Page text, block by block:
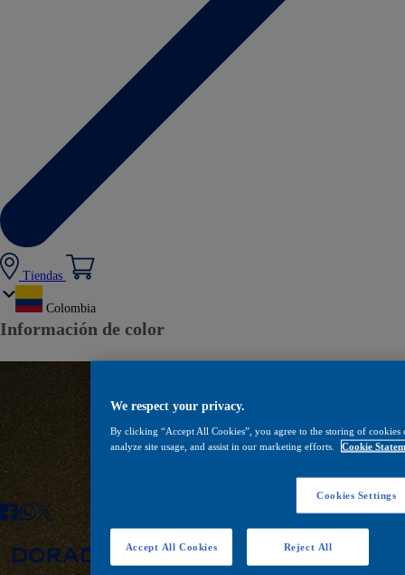
Tiendas
Colombia
Información de color
DORADO ESTELAR 22210
We respect your privacy.
By clicking “Accept All Cookies”, you agree to the storing of
analyze site usage, and assist in our marketing efforts.
Cookie
Cookies Settings
Reject All
Accept All Cookies